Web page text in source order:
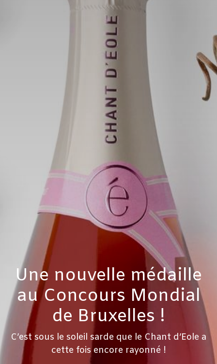
Une nouvelle médaille
au Concours Mondial
de Bruxelles !
C’est sous le soleil sarde que le Chant d’Eole a
cette fois encore rayonné !